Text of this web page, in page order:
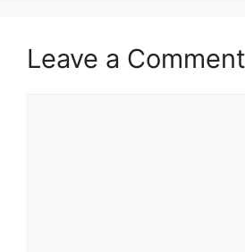
Leave a Comment